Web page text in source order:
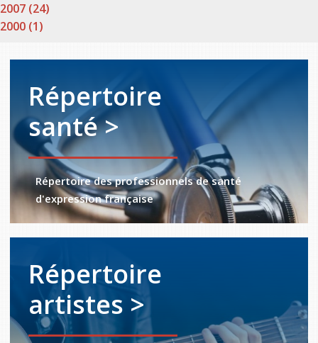
2007 (24)
2000 (1)
Répertoire
santé >
Répertoire des professionnels de santé
d'expression française
Répertoire
artistes >